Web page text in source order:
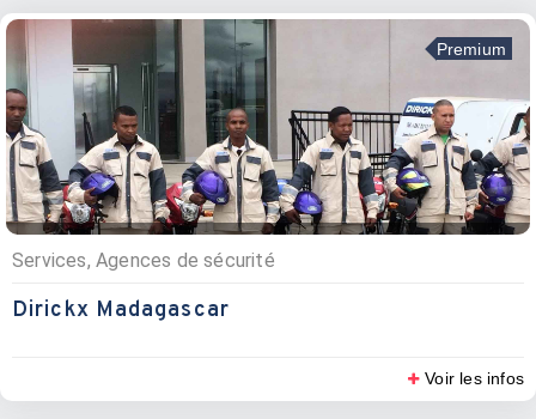
Premium
Services, Agences de sécurité
Dirickx Madagascar
Voir les infos